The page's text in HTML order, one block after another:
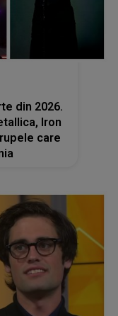
din 2026.
Iron
care